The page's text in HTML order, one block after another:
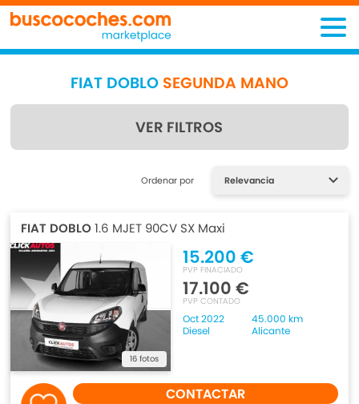
FIAT DOBLO SEGUNDA MANO
VER FILTROS
Encuentra lo que estás
Ordenar por
FIAT DOBLO1.6 MJET 90CV SX Maxi
16 fotos
15.200 €
PVP FINACIADO
17.100 €
PVP CONTADO
Oct 2022
45.000 km
Diesel
Alicante
CONTACTAR